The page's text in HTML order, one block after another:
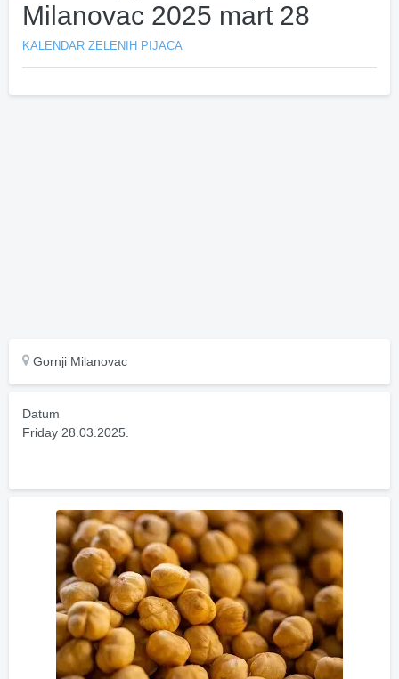
Milanovac 2025 mart 28
KALENDAR ZELENIH PIJACA
Gornji Milanovac
Datum
Friday 28.03.2025.